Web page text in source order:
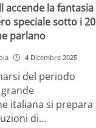
accende la fantasia
speciale sotto i 20
parlano
4 Dicembre 2025
del periodo
italiana si prepara
di…